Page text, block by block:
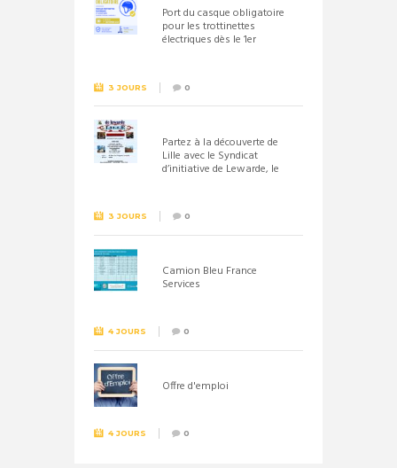
Port du casque obligatoire
pour les trottinettes
électriques dès le 1er
3 JOURS 0
Partez à la découverte de
Lille avec le Syndicat
d’initiative de Lewarde, le
3 JOURS 0
Camion Bleu France
Services
4 JOURS 0
Offre d'emploi
4 JOURS 0